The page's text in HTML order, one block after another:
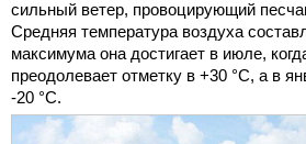
сильный ветер, провоцирующий
Средняя температура воздуха
максимума она достигает в июле,
преодолевает отметку в +30 °C, а в
-20 °C.